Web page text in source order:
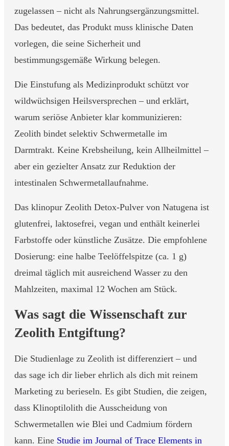
zugelassen – nicht als Nahrungsergänzungsmittel.
Das bedeutet, das Produkt muss klinische Daten
vorlegen, die seine Sicherheit und
bestimmungsgemäße Wirkung belegen.
Die Einstufung als Medizinprodukt schützt vor
wildwüchsigen Heilsversprechen – und erklärt,
warum seriöse Anbieter klar kommunizieren:
Zeolith bindet selektiv Schwermetalle im
Darmtrakt. Keine Krebsheilung, kein Allheilmittel –
aber ein gezielter Ansatz zur Reduktion der
intestinalen Schwermetallaufnahme.
Das klinopur Zeolith Detox-Pulver von Natugena ist
glutenfrei, laktosefrei, vegan und enthält keinerlei
Farbstoffe oder künstliche Zusätze. Die empfohlene
Dosierung: eine halbe Teelöffelspitze (ca. 1 g)
dreimal täglich mit ausreichend Wasser zu den
Mahlzeiten, maximal 12 Wochen am Stück.
Was sagt die Wissenschaft zur
Zeolith Entgiftung?
Die Studienlage zu Zeolith ist differenziert – und
das sage ich dir lieber ehrlich als dich mit reinem
Marketing zu berieseln. Es gibt Studien, die zeigen,
dass Klinoptilolith die Ausscheidung von
Schwermetallen wie Blei und Cadmium fördern
kann. Eine Studie im Journal of Trace Elements in